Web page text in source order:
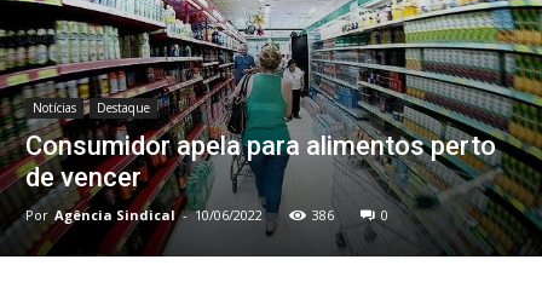
Notícias Destaque
Consumidor apela para alimentos perto
de vencer
Por Agência Sindical - 10/06/2022 386 0